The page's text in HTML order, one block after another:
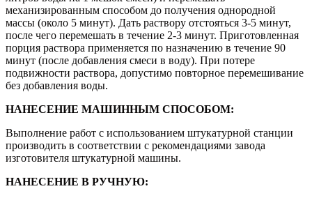
механизированным способом до получения однородной
массы (около 5 минут). Дать раствору отстояться 3-5 минут,
после чего перемешать в течение 2-3 минут. Приготовленная
порция раствора применяется по назначению в течение 90
минут (после добавления смеси в воду). При потере
подвижности раствора, допустимо повторное перемешивание
без добавления воды.
НАНЕСЕНИЕ МАШИННЫМ СПОСОБОМ:
Выполнение работ с использованием штукатурной станции
производить в соответствии с рекомендациями завода
изготовителя штукатурной машины.
НАНЕСЕНИЕ В РУЧНУЮ: